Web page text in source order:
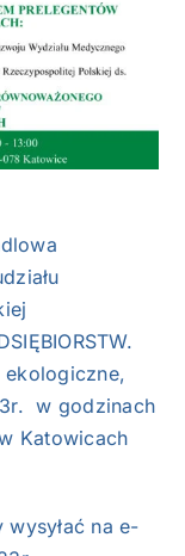
ekologiczne,
w godzinach
Katowicach
wysyłać na e-